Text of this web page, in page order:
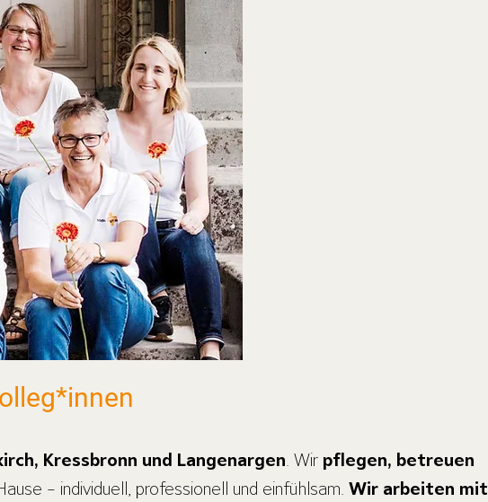
Kressbronn und Langenargen. Wir pflegen, betreuen
– individuell, professionell und einfühlsam. Wir arbeiten mit